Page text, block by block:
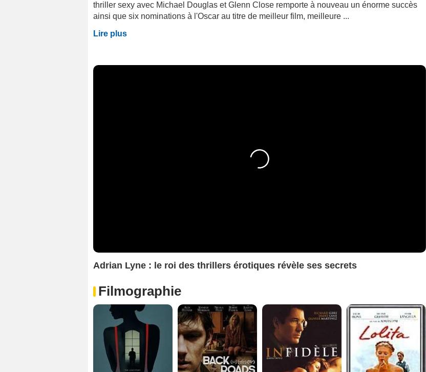
thriller sexy avec Michael Douglas et Glenn Close remporte à nouveau un énorme succès
ainsi que six nominations à l'Oscar au titre de meilleur film, meilleure ...
Lire plus
Adrian Lyne : le roi des thrillers érotiques révèle ses secrets
Filmographie